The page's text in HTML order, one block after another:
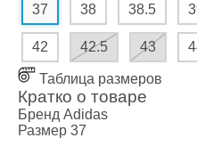
37
38 38.5
42 42.5 43
Таблица размеров
Кратко о товаре
Бренд Adidas
Размер 37